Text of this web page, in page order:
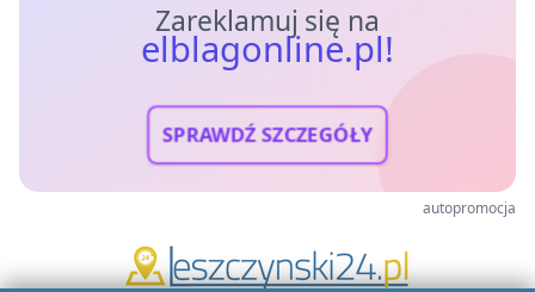
Zareklamuj się na
elblagonline.pl!
SPRAWDŹ SZCZEGÓŁY
autopromocja